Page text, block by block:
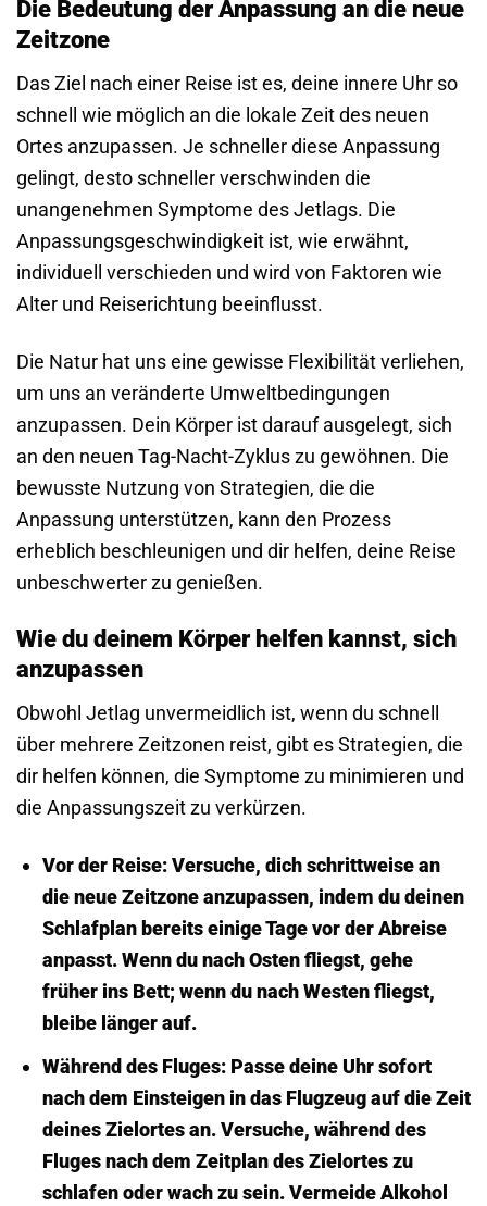
Die Bedeutung der Anpassung an die neue
Zeitzone
Das Ziel nach einer Reise ist es, deine innere Uhr so
schnell wie möglich an die lokale Zeit des neuen
Ortes anzupassen. Je schneller diese Anpassung
gelingt, desto schneller verschwinden die
unangenehmen Symptome des Jetlags. Die
Anpassungs­geschwindigkeit ist, wie erwähnt,
individuell verschieden und wird von Faktoren wie
Alter und Reise­richtung beeinflusst.
Die Natur hat uns eine gewisse Flexibilität verliehen,
um uns an veränderte Umwelt­bedingungen
anzupassen. Dein Körper ist darauf ausgelegt, sich
an den neuen Tag-Nacht-Zyklus zu gewöhnen. Die
bewusste Nutzung von Strategien, die die
Anpassung unterstützen, kann den Prozess
erheblich beschleunigen und dir helfen, deine Reise
unbeschwerter zu genießen.
Wie du deinem Körper helfen kannst, sich
anzupassen
Obwohl Jetlag unvermeidlich ist, wenn du schnell
über mehrere Zeitzonen reist, gibt es Strategien, die
dir helfen können, die Symptome zu minimieren und
die Anpassungs­zeit zu verkürzen.
Vor der Reise:Versuche, dich schrittweise an
die neue Zeitzone anzupassen, indem du deinen
Schlaf­plan bereits einige Tage vor der Abreise
anpasst. Wenn du nach Osten fliegst, gehe
früher ins Bett; wenn du nach Westen fliegst,
bleibe länger auf.
Während des Fluges:Passe deine Uhr sofort
nach dem Einsteigen in das Flugzeug auf die Zeit
deines Zielortes an. Versuche, während des
Fluges nach dem Zeitplan des Zielortes zu
schlafen oder wach zu sein. Vermeide Alkohol